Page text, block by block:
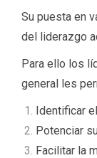
Su puesta en
del liderazgo
Para ello los
general les
Identificar
Potenciar
Facilitar la